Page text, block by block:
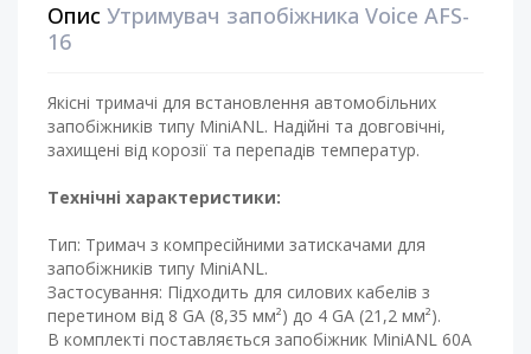
Опис Утримувач запобіжника Voice AFS-
16
Якісні тримачі для встановлення автомобільних
запобіжників типу MiniANL. Надійні та довговічні,
захищені від корозії та перепадів температур.
Технічні характеристики:
Тип: Тримач з компресійними затискачами для
запобіжників типу MiniANL.
Застосування: Підходить для силових кабелів з
перетином від 8 GA (8,35 мм²) до 4 GA (21,2 мм²).
В комплекті поставляється запобіжник MiniANL 60A